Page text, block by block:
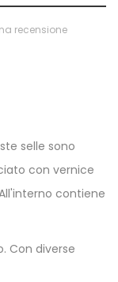
recensione
selle sono
con vernice
contiene
Con diverse